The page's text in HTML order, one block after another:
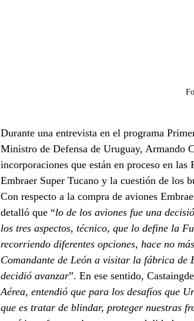
Durante una entrevista en el programa
Ministro de Defensa de Uruguay, Armando
incorporaciones que están en proceso en
Embraer Super Tucano y la cuestión de los
Con respecto a la compra de aviones
detalló que “lo de los aviones fue una
los tres aspectos, técnico, que lo define la
recorriendo diferentes opciones, hace no
Comandante de León a visitar la fábrica
decidió avanzar”. En ese sentido,
Aérea, entendió que para los desafíos que
que es tratar de blindar, proteger nuestras